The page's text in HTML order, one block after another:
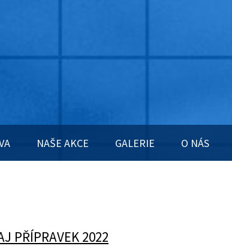
NAŠE AKCE GALERIE O NÁS
PŘÍPRAVEK 2022